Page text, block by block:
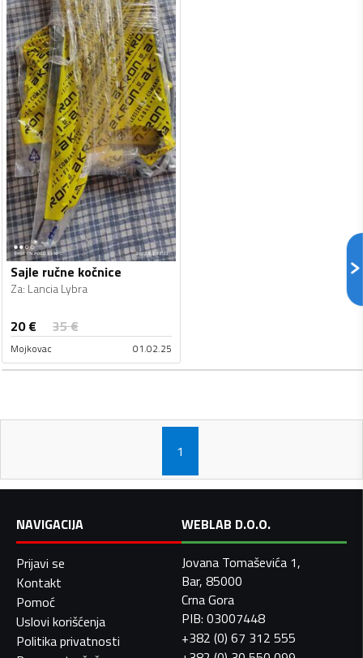
Sajle ručne kočnice
Za: Lancia Lybra
20€ 35€
Mojkovac 01.02.25
1
NAVIGACIJA
Prijavi se
Kontakt
Pomoć
Uslovi korišćenja
Politika privatnosti
WEBLAB D.O.O.
Jovana Tomaševića 1,
Bar, 85000
Crna Gora
PIB: 03007448
+382 (0) 67 312 555